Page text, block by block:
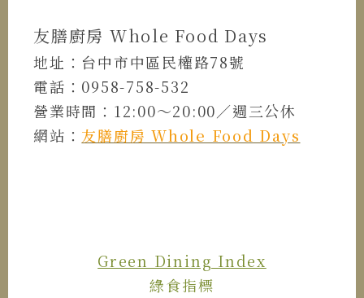
友膳廚房 Whole Food Days
地址：台中市中區民權路78號
電話：0958-758-532
營業時間：12:00～20:00／週三公休
網站： 友膳廚房 Whole Food Days
Green Dining Index
綠食指標